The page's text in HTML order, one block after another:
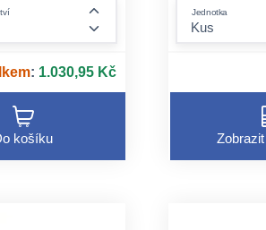
a tělových
form.increase-amount
: 1.030,95 Kč
košíku
Zanechává
Jednotka